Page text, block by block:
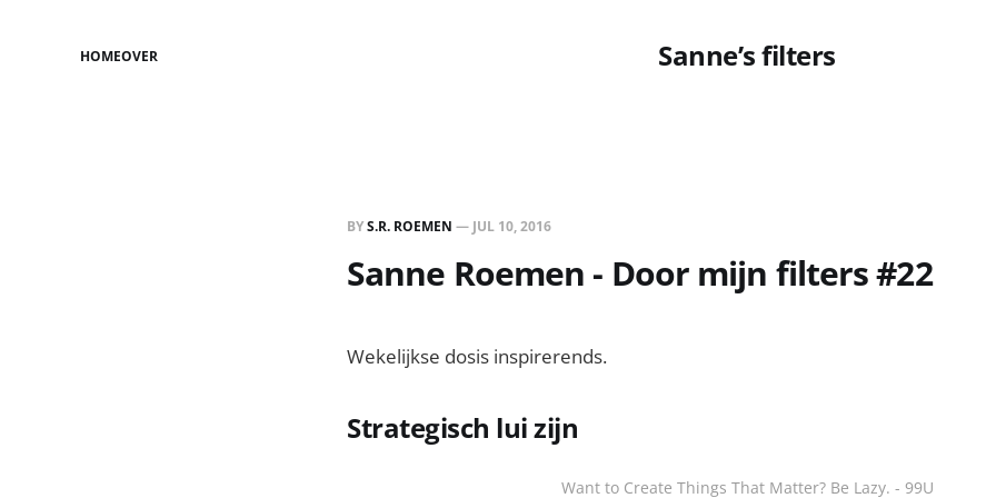
Sanne’s filters
HOMEOVER
BYS.R. ROEMEN — JUL 10, 2016
Sanne Roemen - Door mijn filters #22
Wekelijkse dosis inspirerends.
Strategisch lui zijn
Want to Create Things That Matter? Be Lazy. - 99U